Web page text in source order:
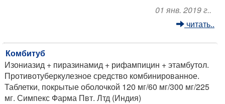
01 янв. 2019 г..
читать..
Комбитуб
Изониазид + пиразинамид + рифампицин + этамбутол.
Противотуберкулезное средство комбинированное.
Таблетки, покрытые оболочкой 120 мг/60 мг/300 мг/225
мг. Симпекс Фарма Пвт. Лтд (Индия)